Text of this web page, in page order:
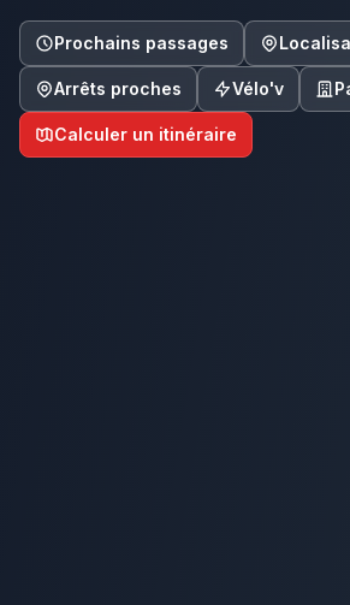
Prochains passages
Arrêts proches Vélo'v
Calculer un itinéraire